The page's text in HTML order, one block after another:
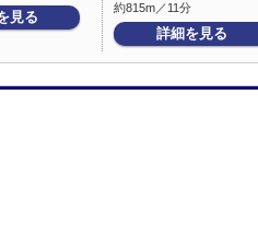
見る
約815m／11分
詳細を見る